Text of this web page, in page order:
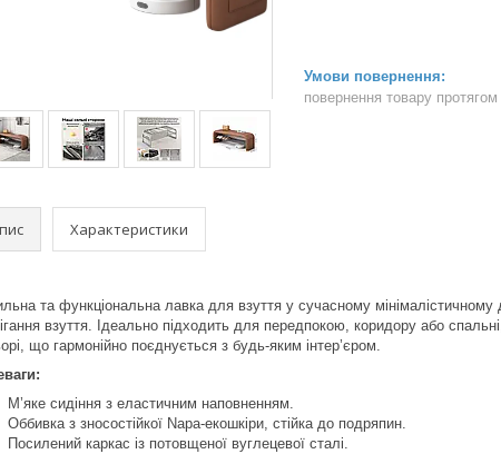
повернення товару протягом
Характеристики
та функціональна лавка для взуття у сучасному
взуття. Ідеально підходить для передпокою, коридору або
що гармонійно поєднується з будь-яким інтер’єром.
М’яке сидіння з еластичним наповненням.
Оббивка з зносостійкої Napa-екошкіри, стійка до подряпин.
Посилений каркас із потовщеної вуглецевої сталі.